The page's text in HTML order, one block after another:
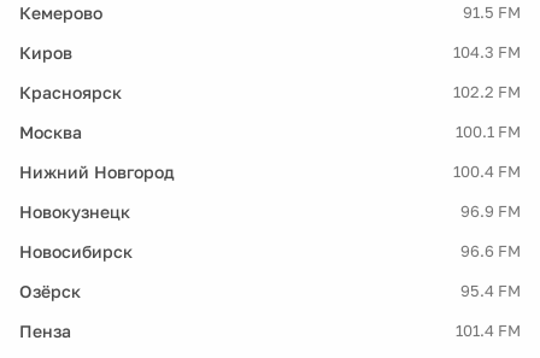
Кемерово 91.5 FM
Киров 104.3 FM
Красноярск 102.2 FM
Москва 100.1 FM
Нижний Новгород 100.4 FM
Новокузнецк 96.9 FM
Новосибирск 96.6 FM
Озёрск 95.4 FM
Пенза 101.4 FM